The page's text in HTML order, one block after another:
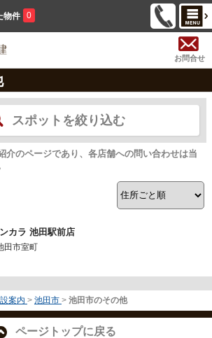
物件 0
お問合せ
スポットを絞り込む
介のページであり、各店舗への問い合わせは当
カラ 池田駅前店
田市室町
案内 > 池田市 > 池田市のその他
ページトップに戻る